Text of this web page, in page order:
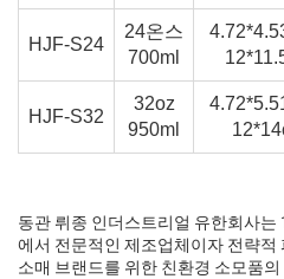
HJF-S24
24온스
700ml
HJF-S32
32oz
950ml
동관 뤼종 인더스트리얼 유한회사
에서 전문적인 제조업체이자 전략적
소매 브랜드를 위한 친환경 소모품